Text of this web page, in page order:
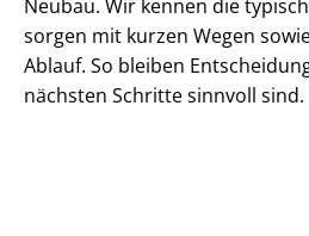
Neubau. Wir kennen die
sorgen mit kurzen Wegen
Ablauf. So bleiben
nächsten Schritte sinnvoll sind.